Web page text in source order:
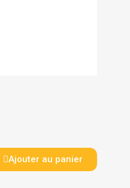
Ajouter au panier